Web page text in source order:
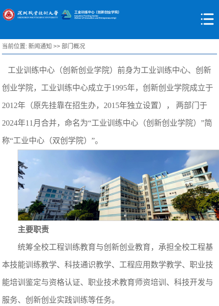
当前位置:新闻通知 >>部门概况
工业训练中心（创新创业学院）前身为工业训练中心、创新
创业学院，工业训练中心成立于1995年，创新创业学院成立于
2012年（原先挂靠在招生办，2015年独立设置）， 两部门于
2024年11月合并，命名为“工业训练中心（创新创业学院）”简
称“工业中心（双创学院）”。
主要职责
统筹全校工程训练教育与创新创业教育，承担全校工程基
本技能训练教学、科技通识教学、工程应用数学教学、职业技
能培训鉴定与资格认证、职业技术教育师资培训、科技开发与
服务、创新创业实践训练等任务。